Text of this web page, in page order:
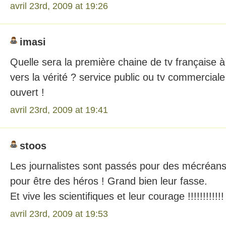
avril 23rd, 2009 at 19:26
imasi
Quelle sera la première chaine de tv française
vers la vérité ? service public ou tv
ouvert !
avril 23rd, 2009 at 19:41
stoos
Les journalistes sont passés pour des
pour être des héros ! Grand bien leur fasse.
Et vive les scientifiques et leur courage !!!!!!!!!!!!
avril 23rd, 2009 at 19:53